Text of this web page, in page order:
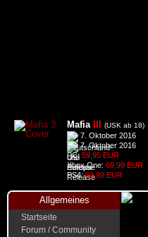
Mafia (USK ab 18)
7. Oktober 2016
7. Oktober 2016
PC: 59,95 EUR
Xbox One: 69,99 EUR
PS4:69,99 EUR
Allgemeines
Startseite
Forum / Community